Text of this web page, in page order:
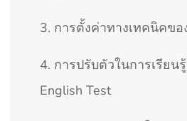
3. การตั้งค่าทางเทคนิคขอ
4. การปรับตัวในการเรียน
English Test